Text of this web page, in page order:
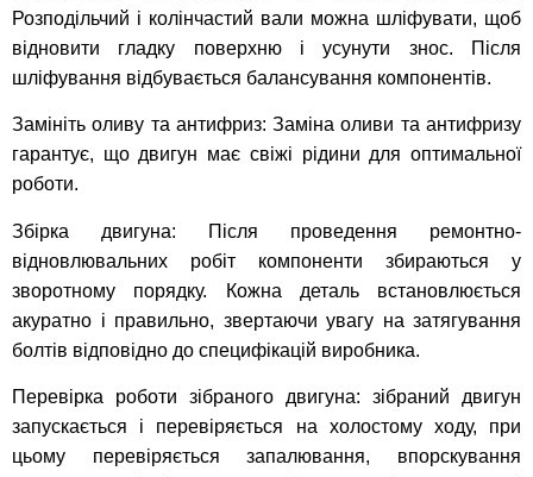
Розподільчий і колінчастий вали можна шліфувати, щоб
відновити гладку поверхню і усунути знос. Після
шліфування відбувається балансування компонентів.
Замініть оливу та антифриз: Заміна оливи та антифризу
гарантує, що двигун має свіжі рідини для оптимальної
роботи.
Збірка двигуна: Після проведення ремонтно-
відновлювальних робіт компоненти збираються у
зворотному порядку. Кожна деталь встановлюється
акуратно і правильно, звертаючи увагу на затягування
болтів відповідно до специфікацій виробника.
Перевірка роботи зібраного двигуна: зібраний двигун
запускається і перевіряється на холостому ходу, при
цьому перевіряється запалювання, впорскування